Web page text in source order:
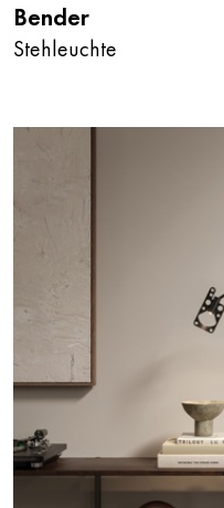
Bender
Stehleuchte